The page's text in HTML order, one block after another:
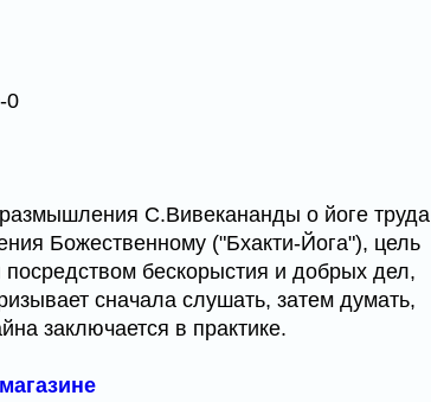
0
С.Вивекананды о йоге труда
Божественному ("Бхакти-Йога"), цель
бескорыстия и добрых дел,
сначала слушать, затем думать,
заключается в практике.